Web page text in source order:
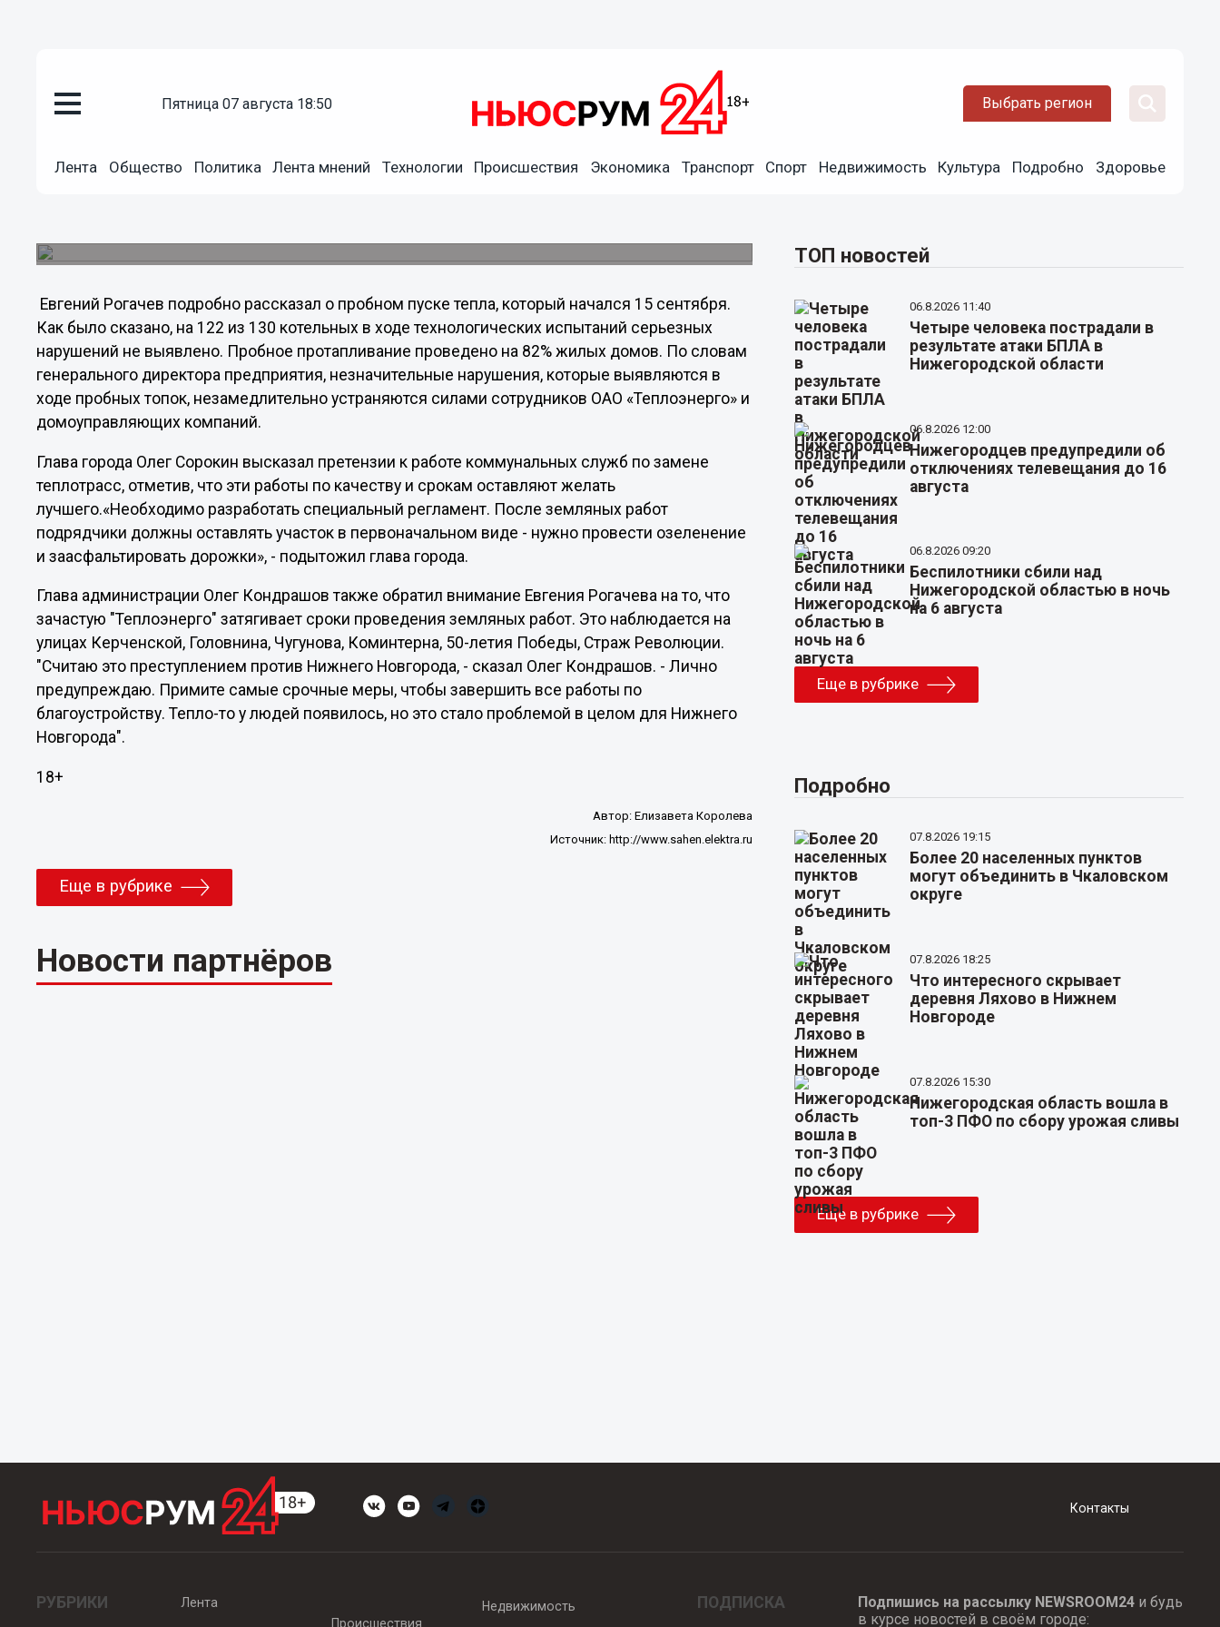
пятница 07 августа 18:50 Выбрать регион
Лента Общество Политика Лента мнений Технологии Происшествия Экономика Транспорт Спорт Недвижимость Культура Подробно Здоровье
20.09.2011 02:33
Новгорода»
Евгений Рогачев подробно рассказал о пробном пуске тепла, который начался 15 сентября.
Как было сказано, на 122 из 130 котельных в ходе технологических испытаний серьезных
нарушений не выявлено. Пробное протапливание проведено на 82% жилых домов. По словам
генерального директора предприятия, незначительные нарушения, которые выявляются в
ходе пробных топок, незамедлительно устраняются силами сотрудников ОАО «Теплоэнерго» и
домоуправляющих компаний.
Глава города Олег Сорокин высказал претензии к работе коммунальных служб по замене
теплотрасс, отметив, что эти работы по качеству и срокам оставляют желать
лучшего.«Необходимо разработать специальный регламент. После земляных работ
подрядчики должны оставлять участок в первоначальном виде - нужно провести озеленение
и заасфальтировать дорожки», - подытожил глава города.
Глава администрации Олег Кондрашов также обратил внимание Евгения Рогачева на то, что
зачастую "Теплоэнерго" затягивает сроки проведения земляных работ. Это наблюдается на
улицах Керченской, Головнина, Чугунова, Коминтерна, 50-летия Победы, Страж Революции.
"Считаю это преступлением против Нижнего Новгорода, - сказал Олег Кондрашов. - Лично
предупреждаю. Примите самые срочные меры, чтобы завершить все работы по
благоустройству. Тепло-то у людей появилось, но это стало проблемой в целом для Нижнего
Новгорода".
18+
Автор: Елизавета Королева
Источник: http://www.sahen.elektra.ru
Еще в рубрике
Новости партнёров
ТОП новостей
06.8.2026 11:40
Четыре человека пострадали в
результате атаки БПЛА в
Нижегородской области
06.8.2026 12:00
Нижегородцев предупредили об
отключениях телевещания до 16
августа
06.8.2026 09:20
Беспилотники сбили над
Нижегородской областью в ночь
на 6 августа
Еще в рубрике
Подробно
07.8.2026 19:15
Более 20 населенных пунктов
могут объединить в Чкаловском
округе
07.8.2026 18:25
Что интересного скрывает
деревня Ляхово в Нижнем
Новгороде
07.8.2026 15:30
Нижегородская область вошла в
топ-3 ПФО по сбору урожая сливы
Еще в рубрике
Контакты
РУБРИКИ
Лента
Происшествия
Недвижимость ПОДПИСКА Подпишись на рассылку NEWSROOM24и будь
в курсе новостей в своём городе: